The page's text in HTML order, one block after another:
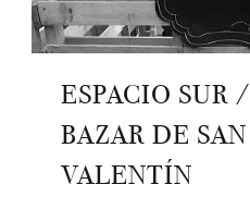
ESPACIO SUR /
BAZAR DE SAN
VALENTÍN